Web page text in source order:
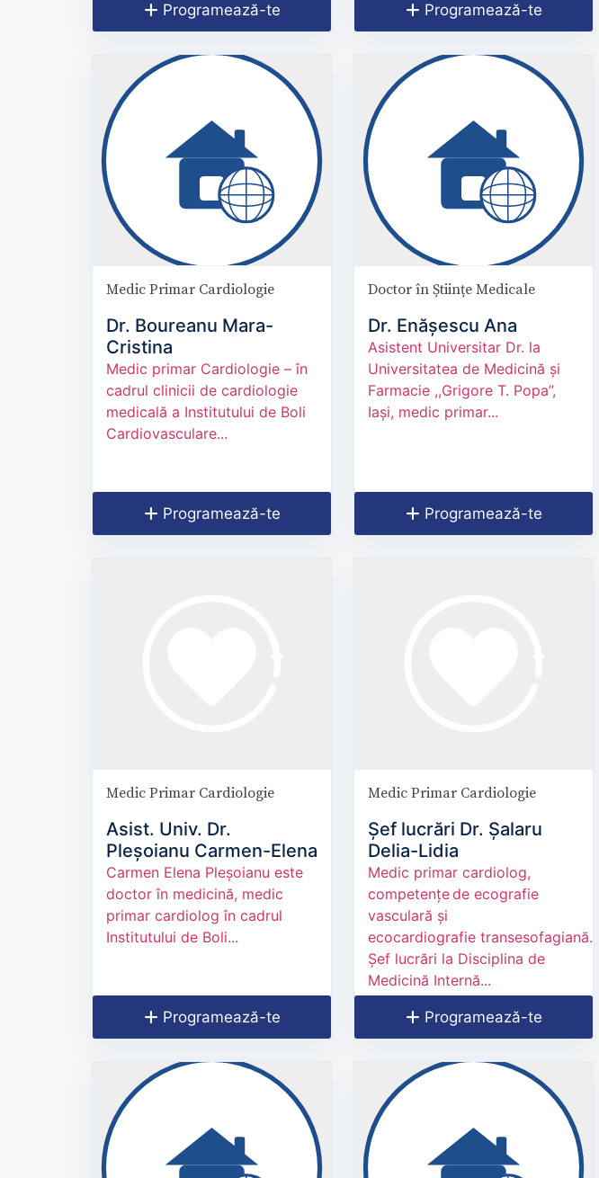
Programează-te Programează-te
Medic Primar Cardiologie
Dr. Boureanu Mara-
Cristina
Medic primar Cardiologie – în
cadrul clinicii de cardiologie
medicală a Institutului de Boli
Cardiovasculare...
Programează-te
Doctor în Științe Medicale
Dr. Enășescu Ana
Asistent Universitar Dr. la
Universitatea de Medicină și
Farmacie ,,Grigore T. Popa”,
Iași, medic primar...
Programează-te
Medic Primar Cardiologie
Asist. Univ. Dr.
Pleșoianu Carmen-Elena
Carmen Elena Pleșoianu este
doctor în medicină, medic
primar cardiolog în cadrul
Institutului de Boli...
Programează-te
Medic Primar Cardiologie
Șef lucrări Dr. Șalaru
Delia-Lidia
Medic primar cardiolog,
competențe de ecografie
vasculară și
ecocardiografie transesofagiană.
Șef lucrări la Disciplina de
Medicină Internă...
Programează-te